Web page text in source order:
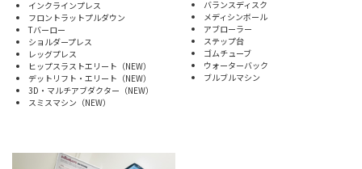
インクラインプレス
フロントラットプルダウン
Tバーロー
ショルダープレス
レッグプレス
ヒップスラストエリート（NEW）
デットリフト・エリート（NEW）
3D・マルチアブダクター（NEW）
スミスマシン（NEW）
バランスディスク
メディシンボール
アブローラー
ステップ台
ゴムチューブ
ウォーターバック
ブルブルマシン